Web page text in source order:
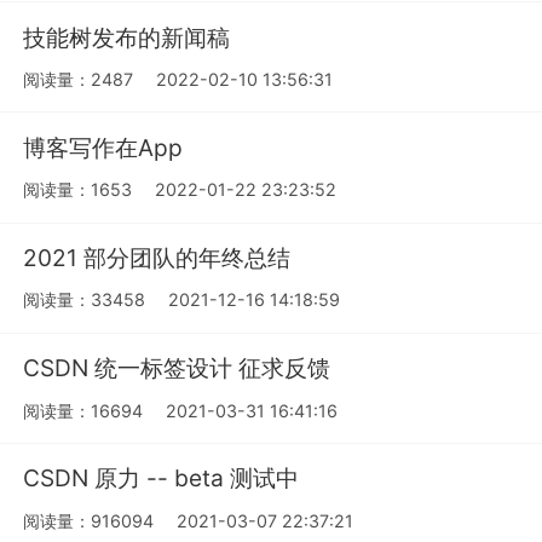
技能树发布的新闻稿
阅读量：2487 2022-02-10 13:56:31
博客写作在App
阅读量：1653 2022-01-22 23:23:52
2021 部分团队的年终总结
阅读量：33458 2021-12-16 14:18:59
CSDN 统一标签设计 征求反馈
阅读量：16694 2021-03-31 16:41:16
CSDN 原力 -- beta 测试中
阅读量：916094 2021-03-07 22:37:21